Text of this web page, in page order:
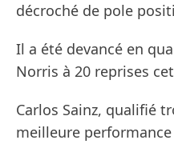
décroché de pole
Il a été devancé en
Norris à 20 reprises
Carlos Sainz, qualifié
meilleure